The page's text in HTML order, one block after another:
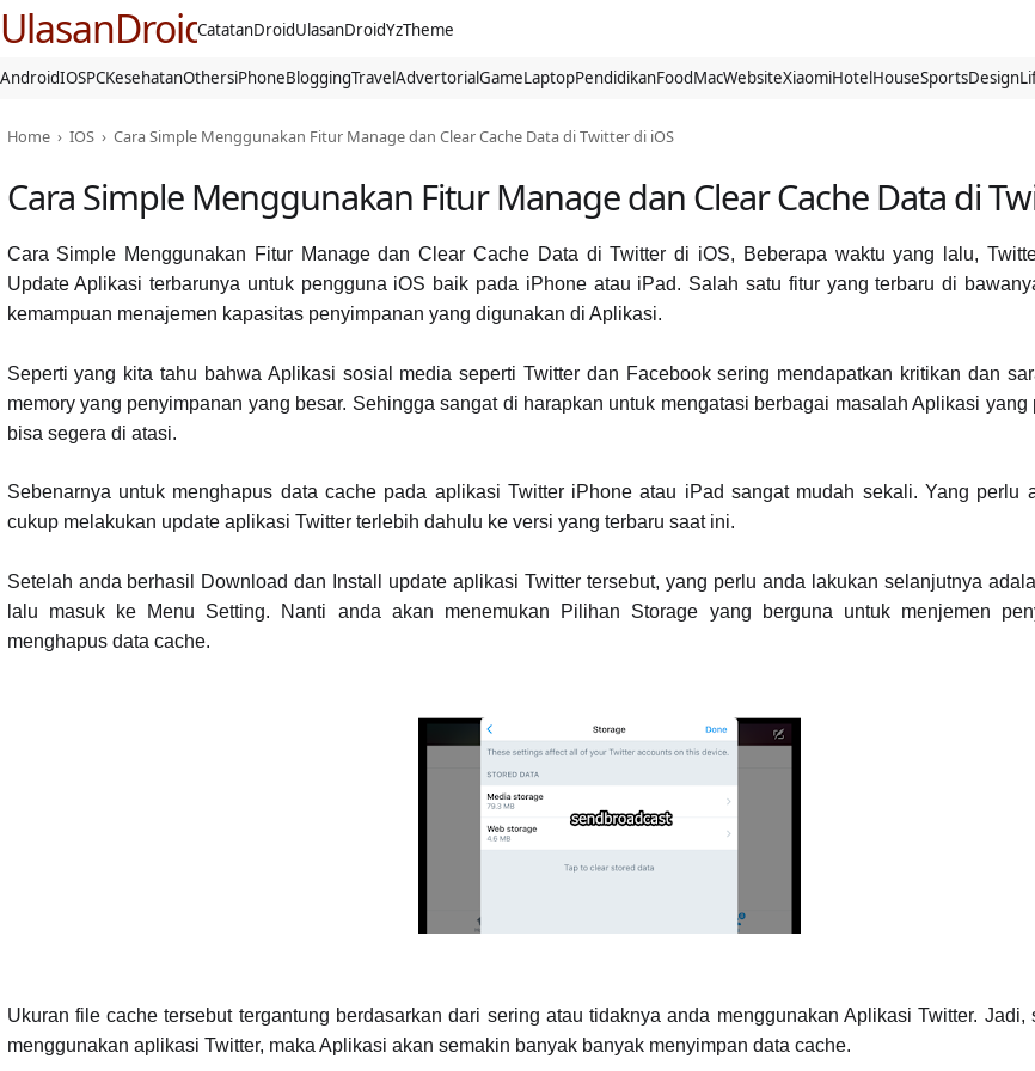
UlasanDroidCatatanDroidUlasanDroidYzTheme
AndroidIOSPCKesehatanOthersiPhoneBloggingTravelAdvertorialGameLaptopPendidikanFoodMacWebsiteXiaomiHotelHouseSportsDesign
Home › IOS › Cara Simple Menggunakan Fitur Manage dan Clear Cache Data di Twitter di iOS
Cara Simple Menggunakan Fitur Manage dan Clear Cache Data di
Cara Simple Menggunakan Fitur Manage dan Clear Cache Data di Twitter di iOS, Beberapa waktu yang lalu,
Update Aplikasi terbarunya untuk pengguna iOS baik pada iPhone atau iPad. Salah satu fitur yang terbaru di
kemampuan menajemen kapasitas penyimpanan yang digunakan di Aplikasi.
Seperti yang kita tahu bahwa Aplikasi sosial media seperti Twitter dan Facebook sering mendapatkan kritikan dan
memory yang penyimpanan yang besar. Sehingga sangat di harapkan untuk mengatasi berbagai masalah Aplikasi yang
bisa segera di atasi.
Sebenarnya untuk menghapus data cache pada aplikasi Twitter iPhone atau iPad sangat mudah sekali. Yang perlu
cukup melakukan update aplikasi Twitter terlebih dahulu ke versi yang terbaru saat ini.
Setelah anda berhasil Download dan Install update aplikasi Twitter tersebut, yang perlu anda lakukan selanjutnya
lalu masuk ke Menu Setting. Nanti anda akan menemukan Pilihan Storage yang berguna untuk menjemen
menghapus data cache.
Ukuran file cache tersebut tergantung berdasarkan dari sering atau tidaknya anda menggunakan Aplikasi Twitter. Jadi,
menggunakan aplikasi Twitter, maka Aplikasi akan semakin banyak banyak menyimpan data cache.